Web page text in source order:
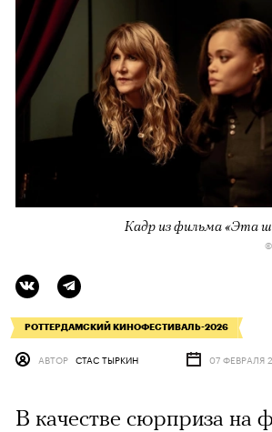
Кадр из фильма «Эта
©
РОТТЕРДАМСКИЙ КИНОФЕСТИВАЛЬ-2026
АВТОР СТАС ТЫРКИН 07 ФЕВРАЛЯ
В качестве сюрприза на